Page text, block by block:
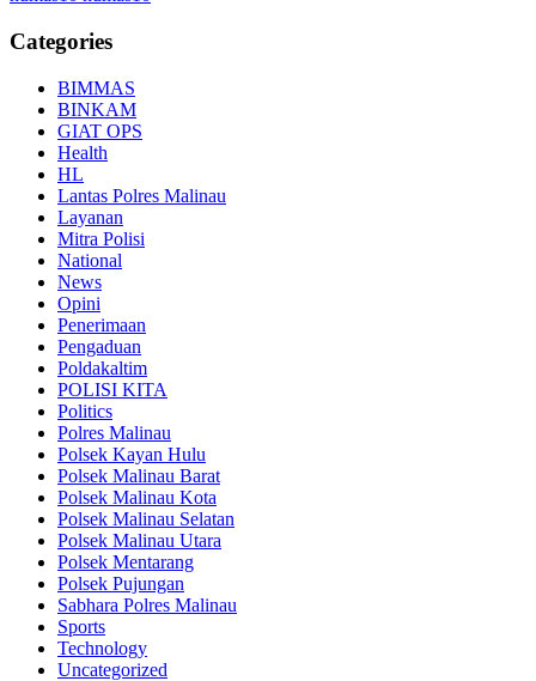
Categories
BIMMAS
BINKAM
GIAT OPS
Health
HL
Lantas Polres Malinau
Layanan
Mitra Polisi
National
News
Opini
Penerimaan
Pengaduan
Poldakaltim
POLISI KITA
Politics
Polres Malinau
Polsek Kayan Hulu
Polsek Malinau Barat
Polsek Malinau Kota
Polsek Malinau Selatan
Polsek Malinau Utara
Polsek Mentarang
Polsek Pujungan
Sabhara Polres Malinau
Sports
Technology
Uncategorized